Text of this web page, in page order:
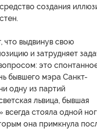
создания
что выдвинув свою
и затрудняет
это
бывшего мэра Санкт-
одну из партий
львица, бывшая
всегда стояла одной
она примкнула